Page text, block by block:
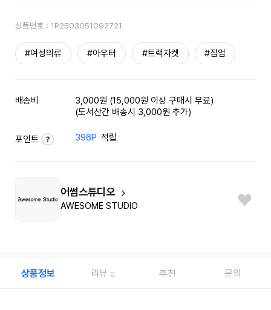
상품번호 : 1P2503051092721
#여성의류 #아우터 #트랙자켓 #집업
배송비
3,000원 (15,000원 이상 구매시 무료)
(도서산간 배송시 3,000원 추가)
포인트 396P 적립
어썸스튜디오
AWESOME STUDIO
상품정보 리뷰 0 추천 문의